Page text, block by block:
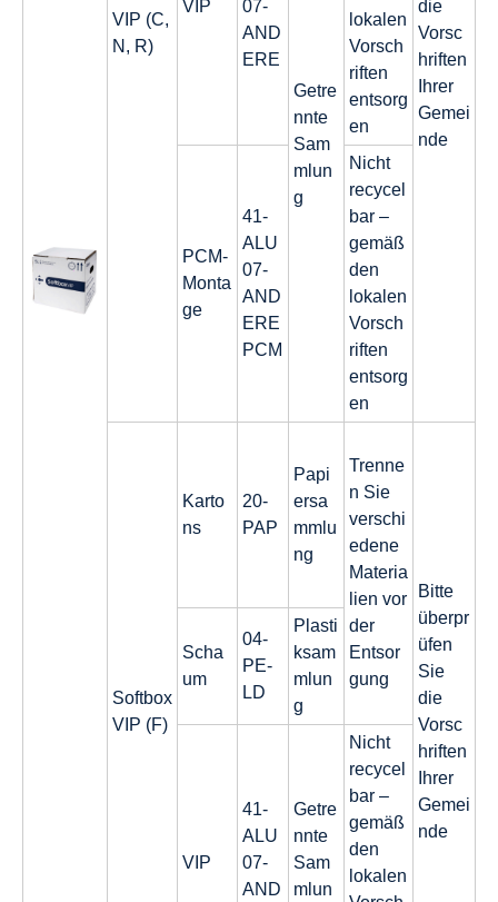
VIP (C,
N, R)
die
Vorsc
hriften
Ihrer
Gemei
nde
VIP
07-
AND
ERE
Getre
nnte
Sam
mlun
g
lokalen
Vorsch
riften
entsorg
en
PCM-
Monta
ge
41-
ALU
07-
AND
ERE
PCM
Nicht
recycel
bar –
gemäß
den
lokalen
Vorsch
riften
entsorg
en
Softbox
VIP (F)
Karto
ns
20-
PAP
Papi
ersa
mmlu
ng
Trenne
n Sie
verschi
edene
Materia
lien vor
der
Entsor
gung
Bitte
überpr
üfen
Sie
die
Vorsc
hriften
Ihrer
Gemei
nde
Scha
um
04-
PE-
LD
Plasti
ksam
mlun
g
VIP
41-
ALU
07-
AND
Getre
nnte
Sam
mlun
Nicht
recycel
bar –
gemäß
den
lokalen